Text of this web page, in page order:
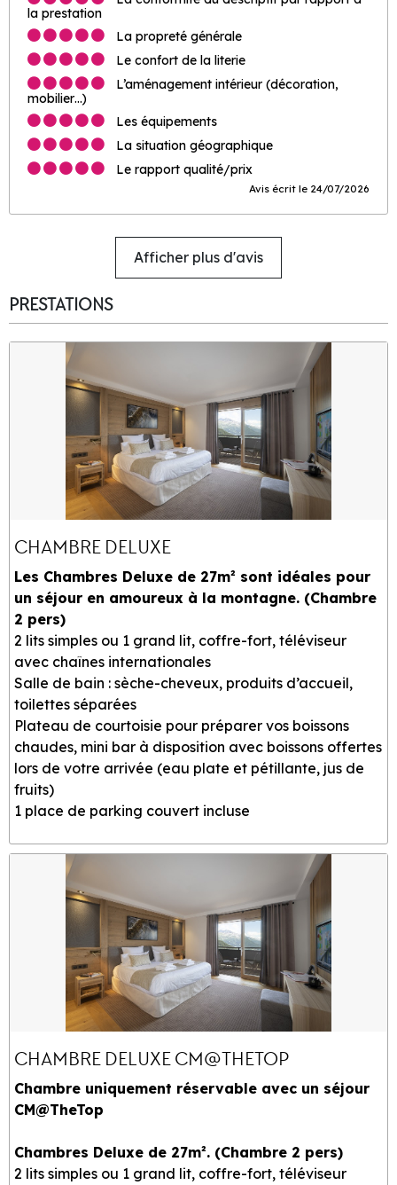
la prestation
La propreté générale
Le confort de la literie
L’aménagement intérieur (décoration,
mobilier…)
Les équipements
La situation géographique
Le rapport qualité/prix
Avis écrit le 24/07/2026
Afficher plus d'avis
PRESTATIONS
CHAMBRE DELUXE
Les Chambres Deluxe de 27m² sont idéales pour
un séjour en amoureux à la montagne. (Chambre
2 pers)
2 lits simples ou 1 grand lit, coffre-fort, téléviseur
avec chaînes internationales
Salle de bain : sèche-cheveux, produits d’accueil,
toilettes séparées
Plateau de courtoisie pour préparer vos boissons
chaudes, mini bar à disposition avec boissons offertes
lors de votre arrivée (eau plate et pétillante, jus de
fruits)
1 place de parking couvert incluse
CHAMBRE DELUXE CM@THETOP
Chambre uniquement réservable avec un séjour
CM@TheTop
Chambres Deluxe de 27m². (Chambre 2 pers)
2 lits simples ou 1 grand lit, coffre-fort, téléviseur